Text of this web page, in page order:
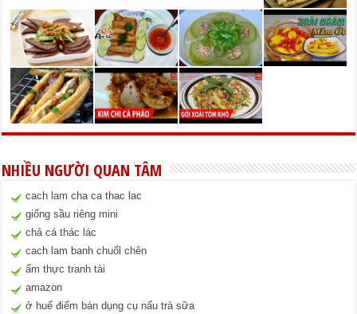
NHIỀU NGƯỜI QUAN TÂM
cach lam cha ca thac lac
giống sầu riêng mini
chả cá thác lác
cach lam banh chuốl chên
ẩm thực tranh tài
amazon
ở huế điểm bán dụng cụ nấu trà sữa